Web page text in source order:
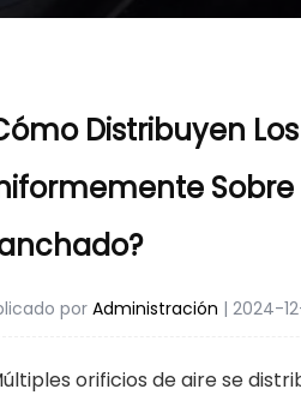
Distribuyen
Sobre
por Administración | 2024-
orificios de aire se